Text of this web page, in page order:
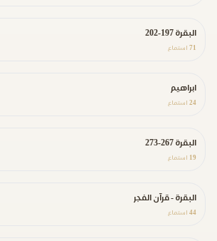
البقرة 197-202
71 استماع
ابراهيم
24 استماع
البقرة 267-273
19 استماع
البقرة - قرآن الفجر
44 استماع